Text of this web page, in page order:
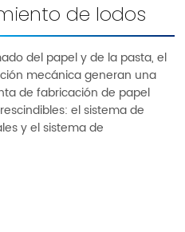
de lodos
del papel y de la pasta, el
mecánica generan una
de fabricación de papel
el sistema de
y el sistema de